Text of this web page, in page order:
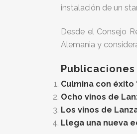
instalación de un
Desde el Consejo
Alemania y
Culmina con éxito
Ocho vinos de
Los vinos de
Llega una nueva